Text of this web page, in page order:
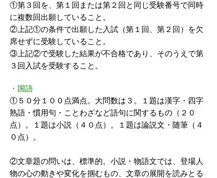
①第３回を、第１回または第２回と同じ受験番号で同時
に複数回出願していること。
②上記①の条件で出願した入試（第１回、第２回）を欠
席せずに受験していること。
③上記②で受験した結果が不合格であり、そのうえで第
３回入試を受験すること。
・国語
①５０分１００点満点。大問数は３。１題は漢字・四字
熟語・慣用句・ことわざなど語句に関するもの（２０
点）。１題は小説（４０点）。１題は論説文・随筆（４
０点）。
②文章題の問いは、標準的。小説・物語文では、登場人
物の心の動きや変化を掴むもの、文章の展開を読みとる